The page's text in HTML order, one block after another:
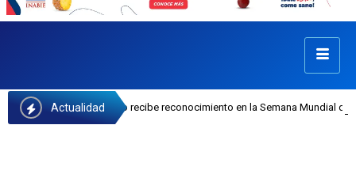
Actualidad
Castillo recibe reconocimiento en la Semana Mundial de la Lactancia